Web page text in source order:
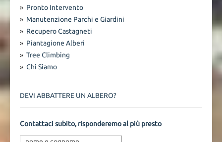
» Pronto Intervento
» Manutenzione Parchi e Giardini
» Recupero Castagneti
» Piantagione Alberi
» Tree Climbing
» Chi Siamo
DEVI ABBATTERE UN ALBERO?
Contattaci subito, risponderemo al più presto